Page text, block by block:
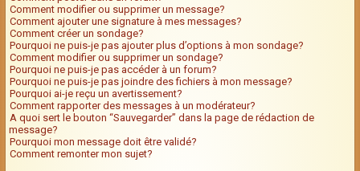
Comment modifier ou supprimer un message?
Comment ajouter une signature à mes messages?
Comment créer un sondage?
Pourquoi ne puis-je pas ajouter plus d’options à mon sondage?
Comment modifier ou supprimer un sondage?
Pourquoi ne puis-je pas accéder à un forum?
Pourquoi ne puis-je pas joindre des fichiers à mon message?
Pourquoi ai-je reçu un avertissement?
Comment rapporter des messages à un modérateur?
A quoi sert le bouton “Sauvegarder” dans la page de rédaction de
message?
Pourquoi mon message doit être validé?
Comment remonter mon sujet?